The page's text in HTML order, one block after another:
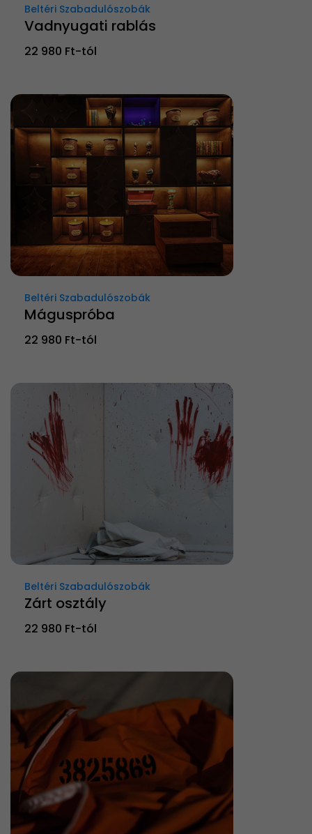
Beltéri Szabadulószobák
Vadnyugati rablás
22 980 Ft-tól
Beltéri Szabadulószobák
Máguspróba
22 980 Ft-tól
Beltéri Szabadulószobák
Zárt osztály
22 980 Ft-tól